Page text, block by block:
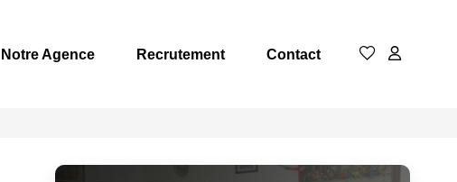
Notre Agence Recrutement Contact